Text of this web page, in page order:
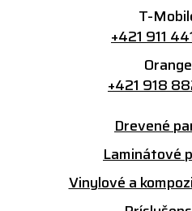
T-
+421 911
+421 918
Drevené
Laminátové
Vinylové a